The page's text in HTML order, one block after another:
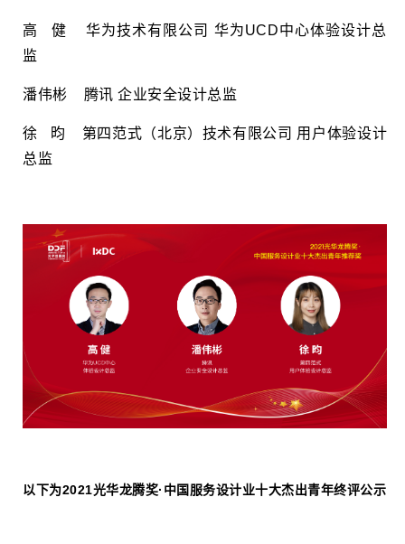
高 健 华为技术有限公司 华为UCD中心体验设计总
监
潘伟彬 腾讯 企业安全设计总监
徐 昀 第四范式（北京）技术有限公司 用户体验设计
总监
以下为2021光华龙腾奖·中国服务设计业十大杰出青年终评公示